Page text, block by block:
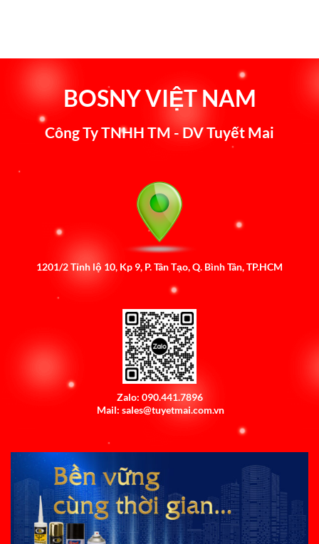
BOSNY VIỆT NAM
Công Ty TNHH TM - DV Tuyết Mai
1201/2 Tỉnh lộ 10, Kp 9, P. Tân Tạo, Q. Bình Tân, TP.HCM
Zalo: 090.441.7896
Mail: sales@tuyetmai.com.vn